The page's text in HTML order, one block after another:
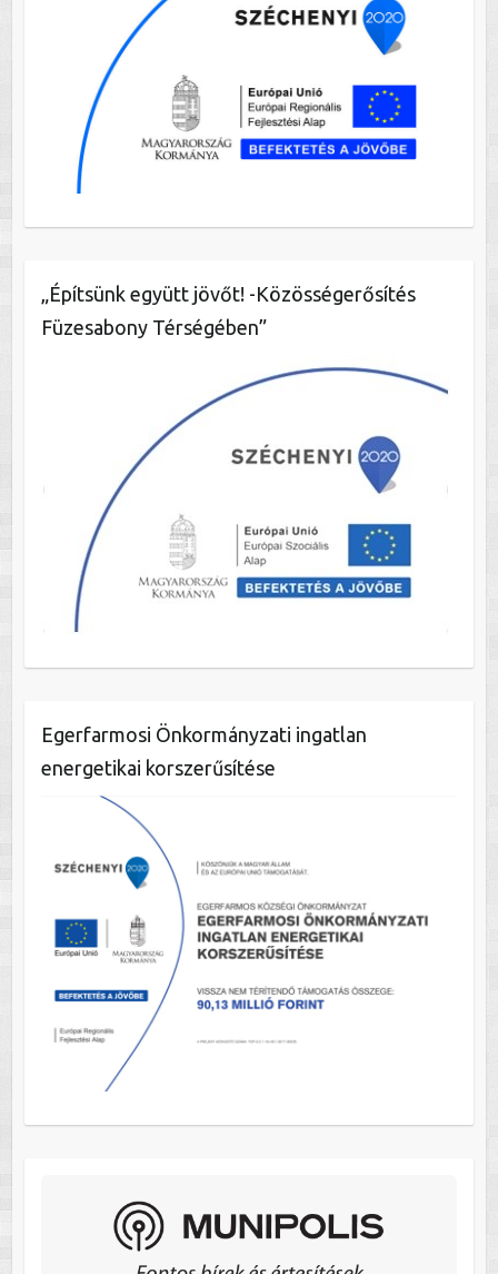
„Építsünk együtt jövőt! -Közösségerősítés
Füzesabony Térségében”
Egerfarmosi Önkormányzati ingatlan
energetikai korszerűsítése